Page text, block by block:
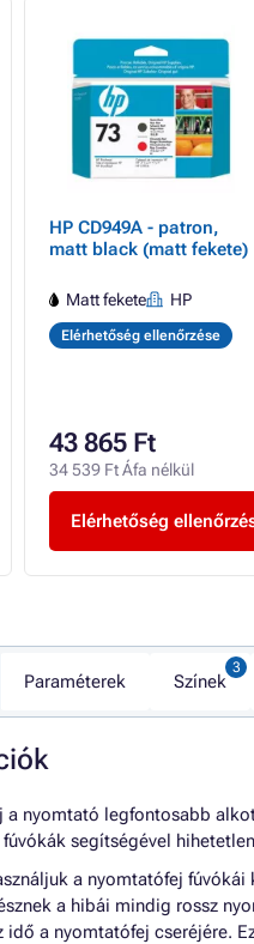
HP CD949A - patron,
matt black (matt fekete)
Matt fekete HP
Elérhetőség ellenőrzése
43 865 Ft
34 539 Ft Áfa nélkül
Elérhetőség
Paraméterek Színek
a nyomtató legfontosabb
segítségével
a nyomtatófej
a hibái mindig rossz
a nyomtatófej cseréjére.